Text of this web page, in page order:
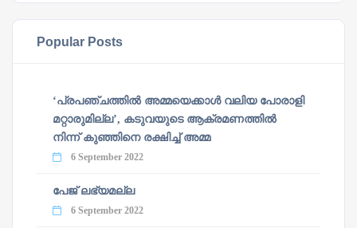
Popular Posts
‘പ്രപഞ്ചത്തില്‍ അമ്മയെക്കാള്‍ വലിയ പോരാളി
മറ്റാരുമില്ല’, കടുവയുടെ ആക്രമണത്തില്‍
നിന്ന് കുഞ്ഞിനെ രക്ഷിച്ച് അമ്മ
6 September 2022
പേജ് ലഭ്യമല്ല
6 September 2022